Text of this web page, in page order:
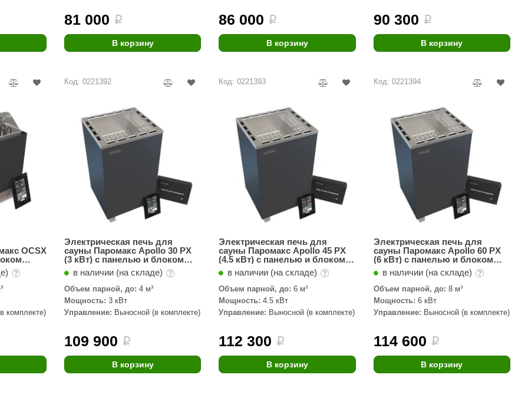
81 000 i
В корзину
86 000 i
В корзину
90 300 i
В корзину
OCSX
комплекте)
Код: 0221392
Электрическая печь для
сауны Паромакс Apollo 30 PX
(3 кВт) с панелью и блоком
в наличии (на складе)
Объем парной, до: 4 м³
Мощность: 3 кВт
Управление: Выносной (в комплекте)
109 900 i
В корзину
Код: 0221393
Электрическая печь для
сауны Паромакс Apollo 45 PX
(4.5 кВт) с панелью и блоком
в наличии (на складе)
Объем парной, до: 6 м³
Мощность: 4.5 кВт
Управление: Выносной (в комплекте)
112 300 i
В корзину
Код: 0221394
Электрическая печь для
сауны Паромакс Apollo 60 PX
(6 кВт) с панелью и блоком
в наличии (на складе)
Объем парной, до: 8 м³
Мощность: 6 кВт
Управление: Выносной (в комплекте)
114 600 i
В корзину